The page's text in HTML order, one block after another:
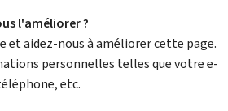
l'améliorer ?
et aidez-nous à améliorer cette page.
personnelles telles que votre e-
etc.